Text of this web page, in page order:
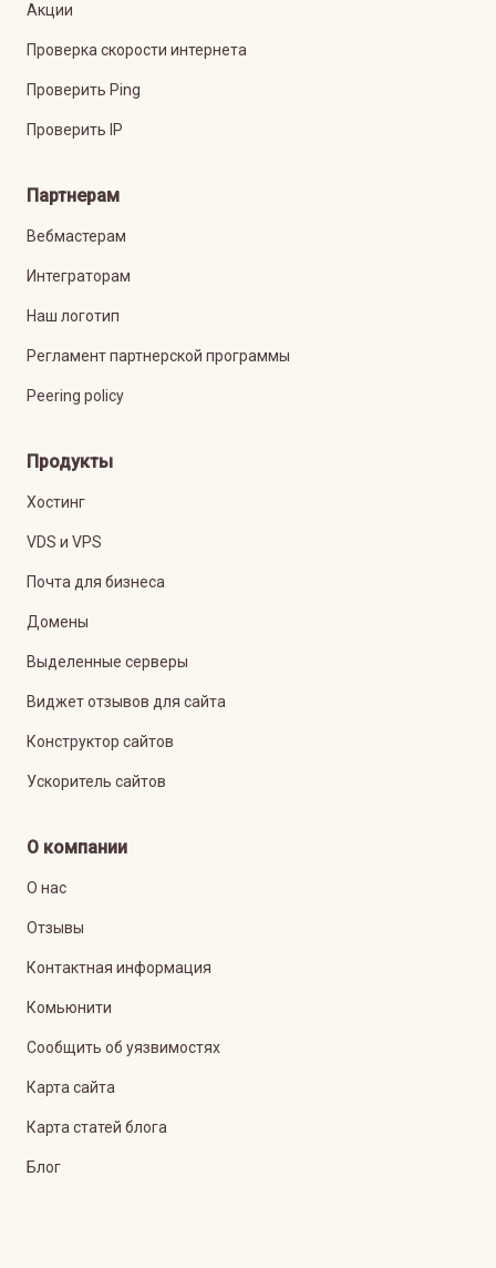
Акции
Проверка скорости интернета
Проверить Ping
Проверить IP
Партнерам
Вебмастерам
Интеграторам
Наш логотип
Регламент партнерской программы
Peering policy
Продукты
Хостинг
VDS и VPS
Почта для бизнеса
Домены
Выделенные серверы
Виджет отзывов для сайта
Конструктор сайтов
Ускоритель сайтов
О компании
О нас
Отзывы
Контактная информация
Комьюнити
Сообщить об уязвимостях
Карта сайта
Карта статей блога
Блог